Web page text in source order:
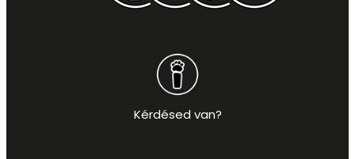
Kérdésed van?